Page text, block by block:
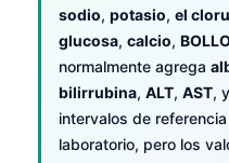
sodio, potasio, el
glucosa, calcio,
normalmente agrega
bilirrubina, ALT, AST, y
intervalos de
laboratorio, pero los